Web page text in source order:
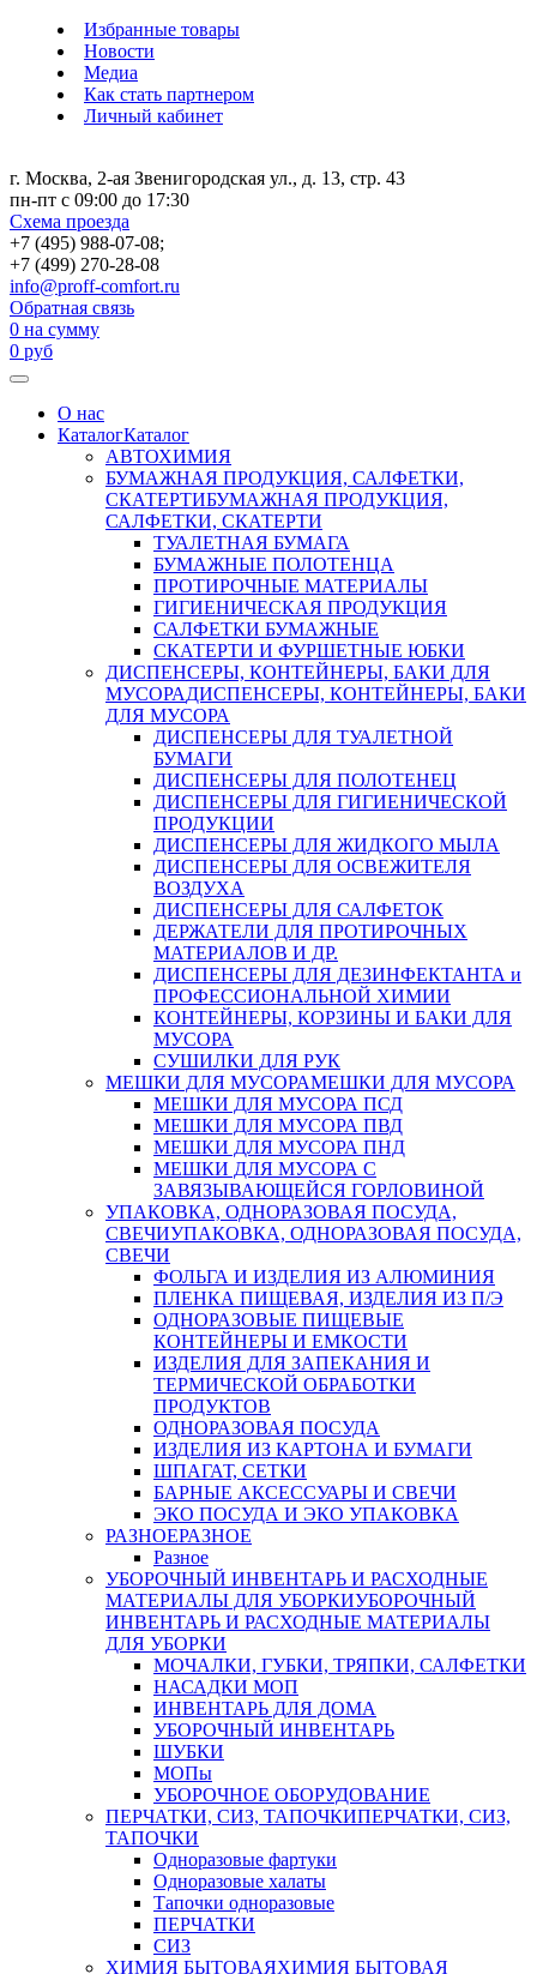
Избранные товары
Новости
Медиа
Как стать партнером
Личный кабинет
г. Москва, 2-ая Звенигородская ул., д. 13, стр. 43
пн-пт с 09:00 до 17:30
Схема проезда
+7 (495) 988-07-08;
+7 (499) 270-28-08
info@proff-comfort.ru
Обратная связь
0 на сумму
0 руб
О нас
КаталогКаталог
АВТОХИМИЯ
БУМАЖНАЯ ПРОДУКЦИЯ, САЛФЕТКИ,
СКАТЕРТИБУМАЖНАЯ ПРОДУКЦИЯ,
САЛФЕТКИ, СКАТЕРТИ
ТУАЛЕТНАЯ БУМАГА
БУМАЖНЫЕ ПОЛОТЕНЦА
ПРОТИРОЧНЫЕ МАТЕРИАЛЫ
ГИГИЕНИЧЕСКАЯ ПРОДУКЦИЯ
САЛФЕТКИ БУМАЖНЫЕ
СКАТЕРТИ И ФУРШЕТНЫЕ ЮБКИ
ДИСПЕНСЕРЫ, КОНТЕЙНЕРЫ, БАКИ ДЛЯ
МУСОРАДИСПЕНСЕРЫ, КОНТЕЙНЕРЫ, БАКИ
ДЛЯ МУСОРА
ДИСПЕНСЕРЫ ДЛЯ ТУАЛЕТНОЙ
БУМАГИ
ДИСПЕНСЕРЫ ДЛЯ ПОЛОТЕНЕЦ
ДИСПЕНСЕРЫ ДЛЯ ГИГИЕНИЧЕСКОЙ
ПРОДУКЦИИ
ДИСПЕНСЕРЫ ДЛЯ ЖИДКОГО МЫЛА
ДИСПЕНСЕРЫ ДЛЯ ОСВЕЖИТЕЛЯ
ВОЗДУХА
ДИСПЕНСЕРЫ ДЛЯ САЛФЕТОК
ДЕРЖАТЕЛИ ДЛЯ ПРОТИРОЧНЫХ
МАТЕРИАЛОВ И ДР.
ДИСПЕНСЕРЫ ДЛЯ ДЕЗИНФЕКТАНТА и
ПРОФЕССИОНАЛЬНОЙ ХИМИИ
КОНТЕЙНЕРЫ, КОРЗИНЫ И БАКИ ДЛЯ
МУСОРА
СУШИЛКИ ДЛЯ РУК
МЕШКИ ДЛЯ МУСОРАМЕШКИ ДЛЯ МУСОРА
МЕШКИ ДЛЯ МУСОРА ПСД
МЕШКИ ДЛЯ МУСОРА ПВД
МЕШКИ ДЛЯ МУСОРА ПНД
МЕШКИ ДЛЯ МУСОРА С
ЗАВЯЗЫВАЮЩЕЙСЯ ГОРЛОВИНОЙ
УПАКОВКА, ОДНОРАЗОВАЯ ПОСУДА,
СВЕЧИУПАКОВКА, ОДНОРАЗОВАЯ ПОСУДА,
СВЕЧИ
ФОЛЬГА И ИЗДЕЛИЯ ИЗ АЛЮМИНИЯ
ПЛЕНКА ПИЩЕВАЯ, ИЗДЕЛИЯ ИЗ П/Э
ОДНОРАЗОВЫЕ ПИЩЕВЫЕ
КОНТЕЙНЕРЫ И ЕМКОСТИ
ИЗДЕЛИЯ ДЛЯ ЗАПЕКАНИЯ И
ТЕРМИЧЕСКОЙ ОБРАБОТКИ
ПРОДУКТОВ
ОДНОРАЗОВАЯ ПОСУДА
ИЗДЕЛИЯ ИЗ КАРТОНА И БУМАГИ
ШПАГАТ, СЕТКИ
БАРНЫЕ АКСЕССУАРЫ И СВЕЧИ
ЭКО ПОСУДА И ЭКО УПАКОВКА
РАЗНОЕРАЗНОЕ
Разное
УБОРОЧНЫЙ ИНВЕНТАРЬ И РАСХОДНЫЕ
МАТЕРИАЛЫ ДЛЯ УБОРКИУБОРОЧНЫЙ
ИНВЕНТАРЬ И РАСХОДНЫЕ МАТЕРИАЛЫ
ДЛЯ УБОРКИ
МОЧАЛКИ, ГУБКИ, ТРЯПКИ, САЛФЕТКИ
НАСАДКИ МОП
ИНВЕНТАРЬ ДЛЯ ДОМА
УБОРОЧНЫЙ ИНВЕНТАРЬ
ШУБКИ
МОПы
УБОРОЧНОЕ ОБОРУДОВАНИЕ
ПЕРЧАТКИ, СИЗ, ТАПОЧКИПЕРЧАТКИ, СИЗ,
ТАПОЧКИ
Одноразовые фартуки
Одноразовые халаты
Тапочки одноразовые
ПЕРЧАТКИ
СИЗ
ХИМИЯ БЫТОВАЯХИМИЯ БЫТОВАЯ